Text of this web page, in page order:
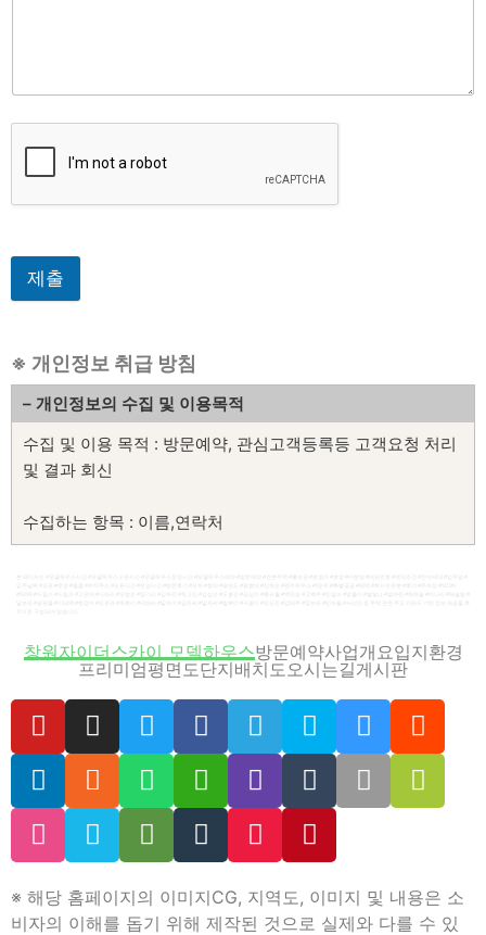
제출
※ 개인정보 취급 방침
– 개인정보의 수집 및 이용목적
수집 및 이용 목적 : 방문예약, 관심고객등록등 고객요청 처리
및 결과 회신
수집하는 항목 : 이름,연락처
1. 개인정보의 수집/이용목적
– 수집한 개인정보는 본인확인 및 방문예약 / 관심고객등록 관
련문의를 처리하기 위해 활용합니다.
– 수집하는 개인정보의 항목: 이름,연락처
3. 개인정보의 보유 및 이용기간
– 수집한 개인정보는 수집 후 연락을 취하고 해당정보를 파기
합니다.
본 페이지는 #모델하우스시간 #모델하우스오픈시간 #모델하우스운영시간 #모델하우스예약 #방문예약 #견본주택 #홍보관 #분양가 #분양 #미분양 #대표번호 #계약조건 #잔여세대 #입주일 #
#5099 #드림스 #드림즈 #고은애 #나애리 #오방순 #양기리 #김하린 #독고진 #김삼순 #도봉순 #공심이 #봉사월 #백만송 #고백주 #진설아 #방울이 #별빛나 #설아린 #채하늘 #비나리 #해솔빛 #
창원자이더스카이 모델하우스방문예약사업개요입지환경
프리미엄평면도단지배치도 오시는길게시판
※ 해당 홈페이지의 이미지CG, 지역도, 이미지 및 내용은 소
비자의 이해를 돕기 위해 제작된 것으로 실제와 다를 수 있